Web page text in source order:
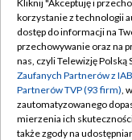
Abonament TVP
Emisja w TVP
Centrum
Naziemna
Kliknij "Akceptuję i
korzystanie z technologii
dostęp do informacji na
przechowywanie oraz na
nas, czyli Telewizję Polską
Zaufanych Partnerów z
Partnerów TVP (93 firm),
zautomatyzowanego
mierzenia ich
także zgody na